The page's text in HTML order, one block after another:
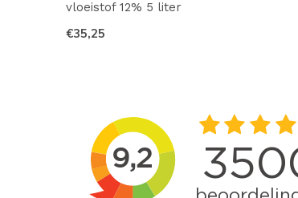
vloeistof 12% 5 liter
€35,25